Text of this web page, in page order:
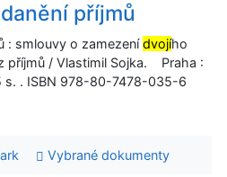
příjmů
: smlouvy o zamezenídvojího
příjmů / Vlastimil Sojka. Praha :
s. . ISBN 978-80-7478-035-6
Vybrané dokumenty